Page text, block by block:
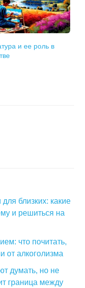
и ее роль в
близких: какие
и решиться на
что почитать,
от алкоголизма
думать, но не
граница между